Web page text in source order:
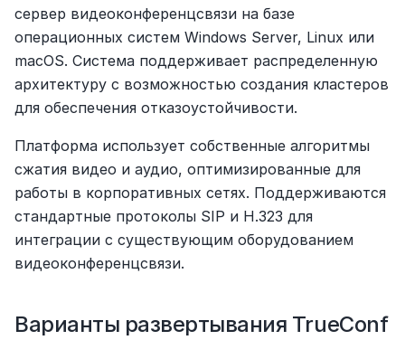
сервер видеоконференцсвязи на базе
операционных систем Windows Server, Linux или
macOS. Система поддерживает распределенную
архитектуру с возможностью создания кластеров
для обеспечения отказоустойчивости.
Платформа использует собственные алгоритмы
сжатия видео и аудио, оптимизированные для
работы в корпоративных сетях. Поддерживаются
стандартные протоколы SIP и H.323 для
интеграции с существующим оборудованием
видеоконференцсвязи.
Варианты развертывания TrueConf